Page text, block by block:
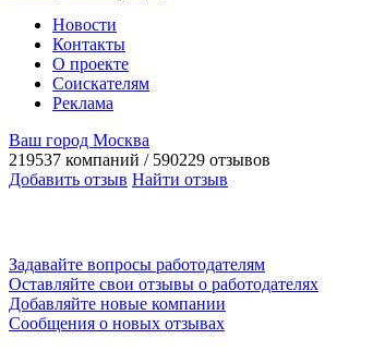
Новости
Контакты
О проекте
Соискателям
Реклама
Ваш город Москва
219537 компаний / 590229 отзывов
Добавить отзыв Найти отзыв
Задавайте вопросы работодателям
Оставляйте свои отзывы о работодателях
Добавляйте новые компании
Сообщения о новых отзывах